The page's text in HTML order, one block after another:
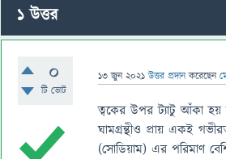
1উত্তর
0
টি ভোট
13 জুন 2021 উত্তর প্রদান করেছেন
ত্বকের উপর ট্যাটু আঁকা হয়
ঘামগ্রন্থীও প্রায় একই
(সোডিয়াম) এর পরিমাণ